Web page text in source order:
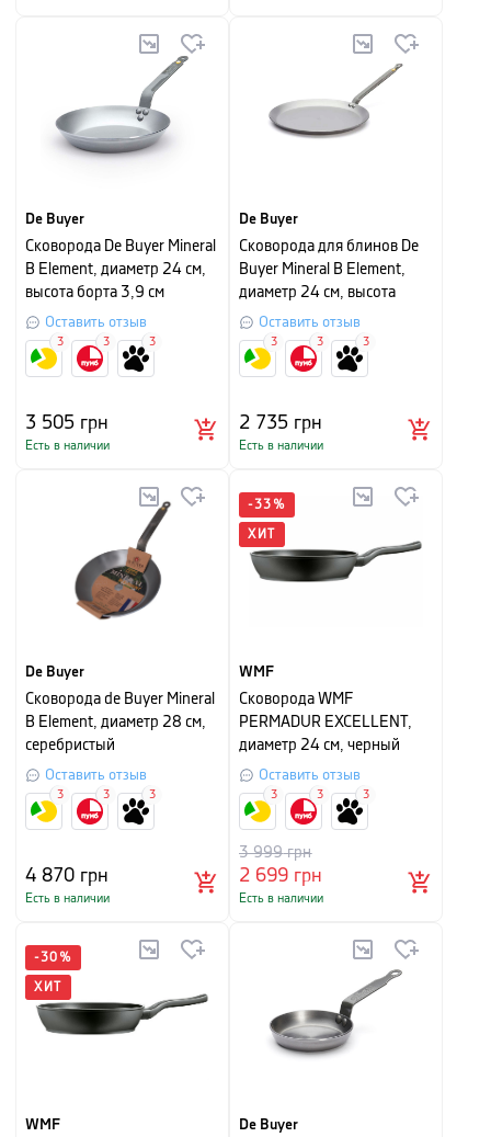
De Buyer
Сковорода De Buyer Mineral
B Element, диаметр 24 см,
высота борта 3,9 см
Оставить отзыв
3 505 грн
Есть в наличии
3 3 3
De Buyer
Сковорода для блинов De
Buyer Mineral B Element,
диаметр 24 см, высота
борта 1,45 см
Оставить отзыв
2 735 грн
Есть в наличии
3 3 3
De Buyer
Сковорода de Buyer Mineral
B Element, диаметр 28 см,
серебристый
Оставить отзыв
4 870 грн
Есть в наличии
3 3 3
-33 %
ХИТ
WMF
Сковорода WMF
PERMADUR EXCELLENT,
диаметр 24 см, черный
Оставить отзыв
2 699 грн
3 999грн
Есть в наличии
3 3 3
-30 %
ХИТ
WMF
De Buyer